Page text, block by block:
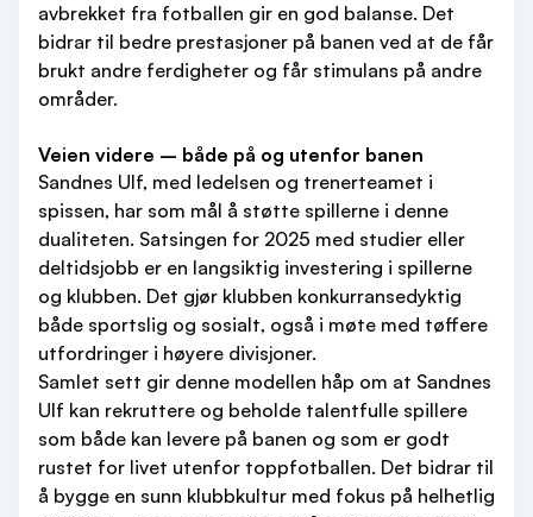
avbrekket fra fotballen gir en god balanse. Det
bidrar til bedre prestasjoner på banen ved at de får
brukt andre ferdigheter og får stimulans på andre
områder.
Veien videre – både på og utenfor banen
Sandnes Ulf, med ledelsen og trenerteamet i
spissen, har som mål å støtte spillerne i denne
dualiteten. Satsingen for 2025 med studier eller
deltidsjobb er en langsiktig investering i spillerne
og klubben. Det gjør klubben konkurransedyktig
både sportslig og sosialt, også i møte med tøffere
utfordringer i høyere divisjoner.
Samlet sett gir denne modellen håp om at Sandnes
Ulf kan rekruttere og beholde talentfulle spillere
som både kan levere på banen og som er godt
rustet for livet utenfor toppfotballen. Det bidrar til
å bygge en sunn klubbkultur med fokus på helhetlig